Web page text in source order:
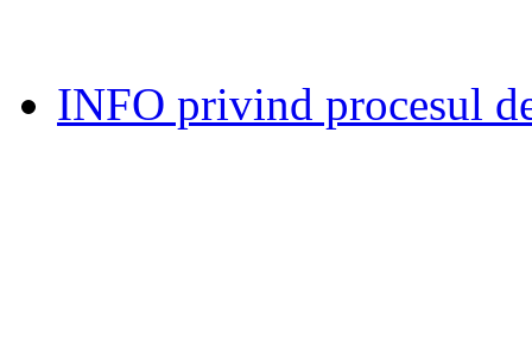
INFO privind procesul